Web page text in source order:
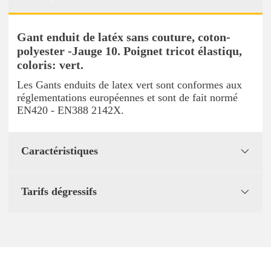
Gant enduit de latéx sans couture, coton-
polyester -Jauge 10. Poignet tricot élastiqu,
coloris: vert.
Les Gants enduits de latex vert sont conformes aux
réglementations européennes et sont de fait normé
EN420 - EN388 2142X.
Caractéristiques
Tarifs dégressifs